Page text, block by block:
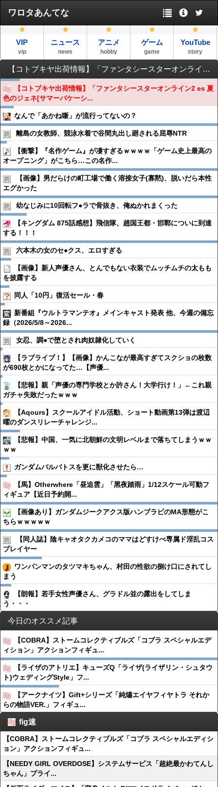
ワロタあんてな
VIP
vip
ニュース
news
アニメ
hobby
ゲーム
game
YouTube
story
【コトブキヤ出荷情報】「ファンタシースターオンライン2 es 夏色のジェネ[サマーバケーション]」フィギュアほか【発売日決定】
【コトブキヤ出荷情報】「ファンタシースターオンライン2 es 夏
色のジェネ[サマーバケーシ...
なんで「あかね噺」が流行ってないの？
離島の女教師、競泳水着で谷間丸出し廻される屈辱NTR
【衝撃】『名作ゲーム』が凄すぎるｗｗｗｗ「ゲーム史上最高の
オープニング」がこちら…この名作...
【画像】男だらけの町工場で働く溶接女子(寡黙)、脱いだら本性
エグかった
幼なじみに10回転フ●︎ラで骨抜き、俺ぬかれまくった
【キングダム 875話感想】飛信隊、趙国王都・邯鄲についに到達
する！！！
六本木の女のセ●︎クス、エロすぎる
【画像】新人声優さん、とんでもない衣装でムッチムチの太もも
を披露する
同人「10円」復活セール・春
新番組『ウルトラマンテオ』メインキャスト発表 他、今週の備忘
録（2026/5/8～2026...
女忍、調●︎で堕とされ肉奴隷化していく
【ラブライブ！】【画像】かんこなが最高すぎてスクショの枚数
が690枚とかになってた…【声優...
【悲報】親「声優の専門学校とか許さん！大学行け！」←これ親
ガチャ失敗だったｗｗｗ
【Aqours】スクールアイドル活動、ショート動画第13弾は渡辺
曜のダンスリレーチャレンジ...
【悲報】中国、一気に北朝鮮の文明レベルまで落ちてしまうｗｗ
ｗｗ
ガンダムバルバトスを更に獣化させたら…
【馬】Otherwhere「昼追雲」「黑夜踏雨」1/12スケール可動フ
ィギュア【近日予約開...
【画像あり】ガンダムジークアクス版ハンブラビのMA形態がこ
ちらｗｗｗｗｗ
【同人誌】陰キャオタクカメコのママはどすけべ専属ド淫乱コス
プレイヤー
ワンパンマンのタツマキちゃん、村田の性欲の捌け口にされてし
まう
【朗報】若手女性声優さん、グラドル並の露出をしてしま
う・・・
今日のオススメ記事
【COBRA】ストームコレクティブルズ「コブラ スペシャルエデ
ィション」アクションフィギュ...
【ライザのアトリエ】キューズQ「ライザ(ライザリン・シュタウ
ト)ウェディングStyle」フ...
【アークナイツ】Gift+シリーズ「純燼エイヤフィヤトラ それか
らの物語VER.」フィギュ...
fig速
【COBRA】ストームコレクティブルズ「コブラ スペシャルエディシ
ョン」アクションフィギュ...
【NEEDY GIRL OVERDOSE】システムサービス「超絶最かわてんし
ちゃん」プライ...